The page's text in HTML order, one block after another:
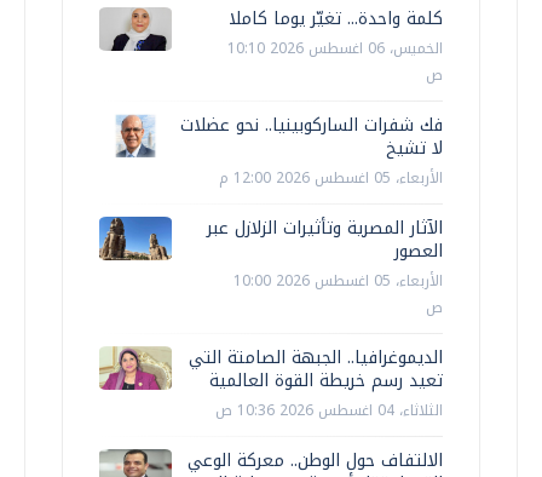
كلمة واحدة... تغيّر يوما كاملا
الخميس، 06 اغسطس 2026 10:10
ص
فك شفرات الساركوبينيا.. نحو عضلات
لا تشيخ
الأربعاء، 05 اغسطس 2026 12:00 م
الآثار المصرية وتأثيرات الزلازل عبر
العصور
الأربعاء، 05 اغسطس 2026 10:00
ص
الديموغرافيا.. الجبهة الصامتة التي
تعيد رسم خريطة القوة العالمية
الثلاثاء، 04 اغسطس 2026 10:36 ص
الالتفاف حول الوطن.. معركة الوعي